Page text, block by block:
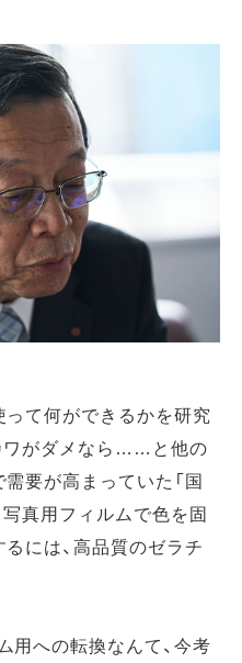
って何ができるかを研究
ワがダメなら……と他の
要が高まっていた「国
真用フィルムで色を固
には、高品質のゼラチ
用への転換なんて、今考